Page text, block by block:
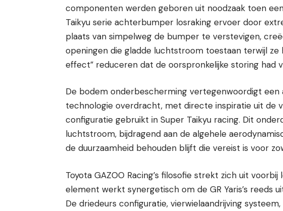
componenten werden geboren uit noodzaak toen
Taikyu serie achterbumper losraking ervoer door
plaats van simpelweg de bumper te verstevigen,
openingen die gladde luchtstroom toestaan terwijl
effect” reduceren dat de oorspronkelijke storing had
De bodem onderbescherming vertegenwoordigt
technologie overdracht, met directe inspiratie uit de
configuratie gebruikt in Super Taikyu racing. Dit
luchtstroom, bijdragend aan de algehele
de duurzaamheid behouden blijft die vereist is voor
Toyota GAZOO Racing’s filosofie strekt zich uit
element werkt synergetisch om de GR Yaris’s reeds
De driedeurs configuratie, vierwielaandrijving